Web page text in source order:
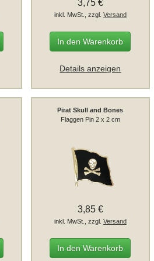
3,75 €
inkl. MwSt., zzgl. Versand
In den Warenkorb
Details anzeigen
Pirat Skull and Bones
Flaggen Pin 2 x 2 cm
3,85 €
inkl. MwSt., zzgl. Versand
In den Warenkorb